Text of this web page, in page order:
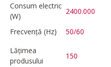
Consum electric
(W)
2400.000
Frecvență (Hz)
50/60
Lățimea
produsului
150